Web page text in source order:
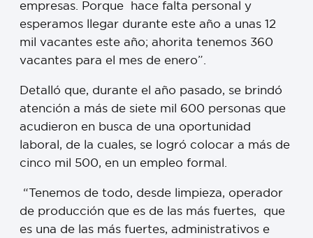
empresas. Porque hace falta personal y
esperamos llegar durante este año a unas 12
mil vacantes este año; ahorita tenemos 360
vacantes para el mes de enero”.
Detalló que, durante el año pasado, se brindó
atención a más de siete mil 600 personas que
acudieron en busca de una oportunidad
laboral, de la cuales, se logró colocar a más de
cinco mil 500, en un empleo formal.
“Tenemos de todo, desde limpieza, operador
de producción que es de las más fuertes, que
es una de las más fuertes, administrativos e